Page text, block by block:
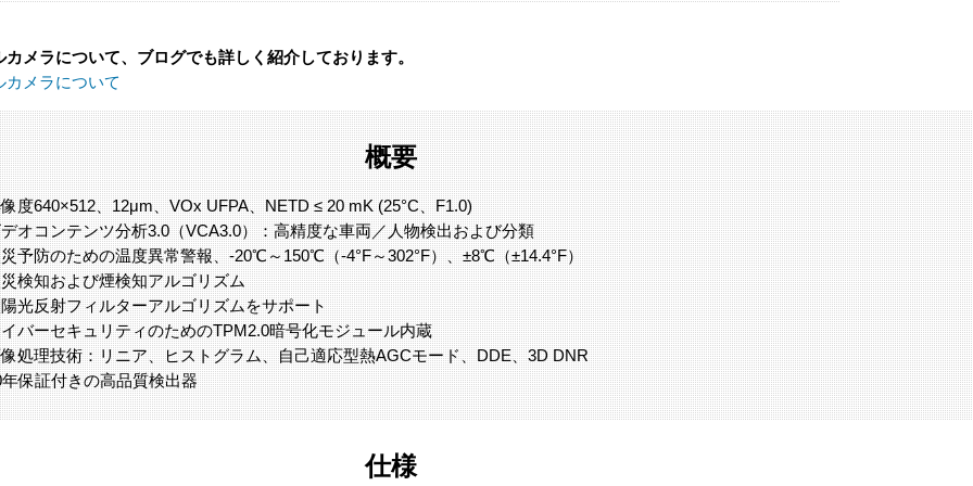
カメラについて、ブログでも詳しく紹介しております。
カメラについて
概要
度640×512、12μm、VOx UFPA、NETD ≤ 20 mK (25°C、F1.0)
オコンテンツ分析3.0（VCA3.0）：高精度な車両／人物検出および分類
予防のための温度異常警報、-20℃～150℃（-4°F～302°F）、±8℃（±14.4°F）
検知および煙検知アルゴリズム
光反射フィルターアルゴリズムをサポート
バーセキュリティのためのTPM2.0暗号化モジュール内蔵
処理技術：リニア、ヒストグラム、自己適応型熱AGCモード、DDE、3D DNR
保証付きの高品質検出器
仕様